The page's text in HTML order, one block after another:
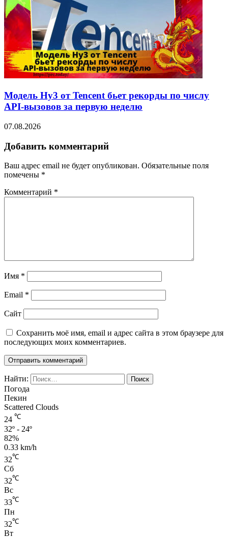
Модель Hy3 от Tencent бьет рекорды по числу
API-вызовов за первую неделю
07.08.2026
Добавить комментарий
Ваш адрес email не будет опубликован. Обязательные поля
помечены *
Комментарий *
Имя *
Email *
Сайт
Сохранить моё имя, email и адрес сайта в этом браузере для
последующих моих комментариев.
Найти:
Погода
Пекин
Scattered Clouds
24 ℃
32º - 24º
82%
0.33 km/h
32℃
Сб
32℃
Вс
33℃
Пн
32℃
Вт